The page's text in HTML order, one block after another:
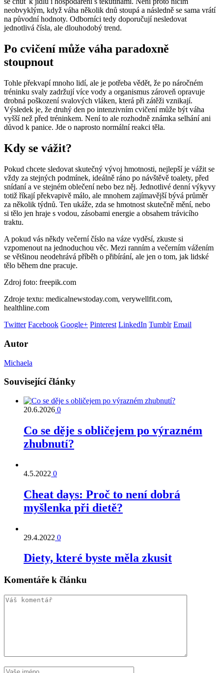
neobvyklým, když váha několik dnů stoupá a následně se sama vrátí
na původní hodnoty. Odborníci tedy doporučují nesledovat
jednotlivá čísla, ale dlouhodobý trend.
Po cvičení může váha paradoxně
stoupnout
Tohle překvapí mnoho lidí, ale je potřeba vědět, že po náročném
tréninku svaly zadržují více vody a organismus zároveň opravuje
drobná poškození svalových vláken, která při zátěži vznikají.
Výsledek je, že druhý den po intenzivním cvičení může být váha
vyšší než před tréninkem. Není to ale rozhodně známka selhání ani
důvod k panice. Jde o naprosto normální reakci těla.
Kdy se vážit?
Pokud chcete sledovat skutečný vývoj hmotnosti, nejlepší je vážit se
vždy za stejných podmínek, ideálně ráno po návštěvě toalety, před
snídaní a ve stejném oblečení nebo bez něj. Jednotlivé denní výkyvy
totiž říkají překvapivě málo, ale mnohem zajímavější bývá průměr
za několik týdnů. Ten ukáže, zda se hmotnost skutečně mění, nebo
si tělo jen hraje s vodou, zásobami energie a obsahem trávicího
traktu.
A pokud vás někdy večerní číslo na váze vyděsí, zkuste si
vzpomenout na jednoduchou věc. Mezi ranním a večerním vážením
se většinou neodehrává příběh o přibírání, ale jen o tom, jak lidské
tělo během dne pracuje.
Zdroj foto: freepik.com
Zdroje textu: medicalnewstoday.com, verywellfit.com,
healthline.com
Twitter Facebook Google+ Pinterest LinkedIn Tumblr Email
Autor
Michaela
Související články
20.6.2026 0
Co se děje s obličejem po výrazném
zhubnutí?
4.5.2022 0
Cheat days: Proč to není dobrá
myšlenka při dietě?
29.4.2022 0
Diety, které byste měla zkusit
Komentáře k článku